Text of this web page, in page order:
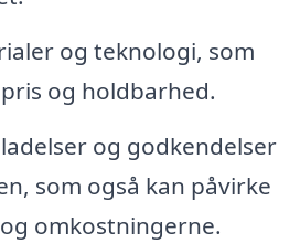
og teknologi, som
og holdbarhed.
og godkendelser
som også kan påvirke
omkostningerne.